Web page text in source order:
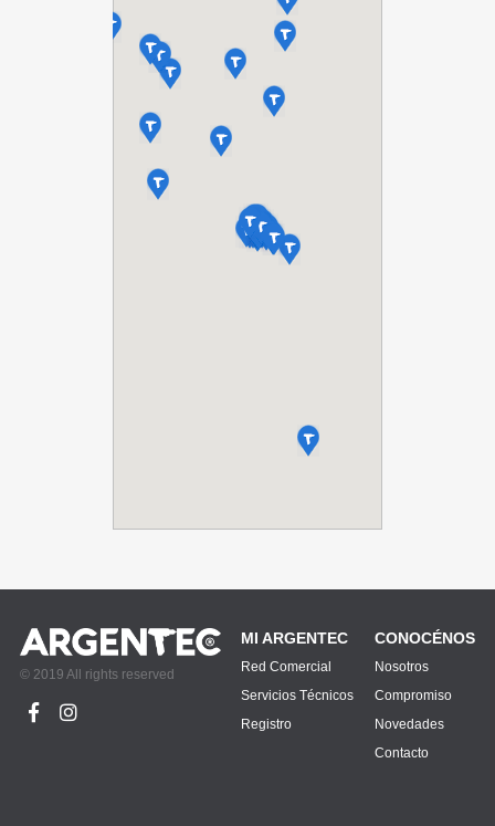
© 2019 All rights reserved
MI ARGENTEC
Red Comercial
Servicios Técnicos
Registro
CONOCÉNOS
Nosotros
Compromiso
Novedades
Contacto